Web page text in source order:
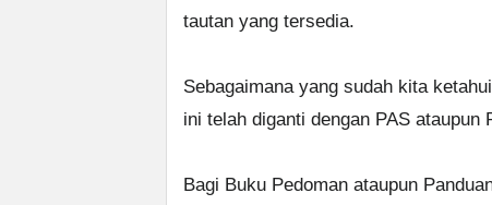
tautan yang tersedia.
Sebagaimana yang sudah kita
ini telah diganti dengan PAS ataupun
Bagi Buku Pedoman ataupun